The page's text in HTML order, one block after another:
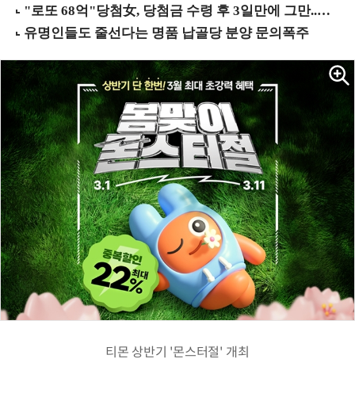
티몬 상반기 '몬스터절' 개최